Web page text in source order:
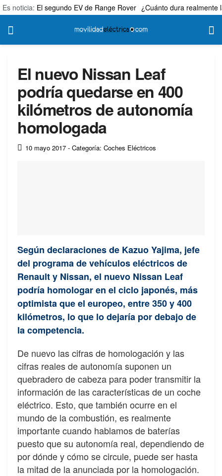
Es noticia: El segundo EV de Range Rover ¿Cuánto dura realmente
El nuevo Nissan Leaf
podría quedarse en 400
kilómetros de autonomía
homologada
10 mayo 2017 - Categoría: Coches Eléctricos
Según declaraciones de Kazuo Yajima, jefe
del programa de vehículos eléctricos de
Renault y Nissan, el nuevo Nissan Leaf
podría homologar en el ciclo japonés, más
optimista que el europeo, entre 350 y 400
kilómetros, lo que lo dejaría por debajo de
la competencia.
De nuevo las cifras de homologación y las
cifras reales de autonomía suponen un
quebradero de cabeza para poder transmitir la
información de las características de un coche
eléctrico. Esto, que también ocurre en el
mundo de la combustión, es realmente
importante cuando hablamos de baterías
puesto que su autonomía real, dependiendo de
por dónde y cómo se circule, puede ser hasta
la mitad de la anunciada por la homologación.